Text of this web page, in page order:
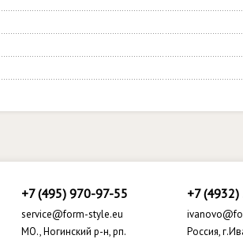
+7 (495) 970-97-55
service@form-style.eu
МО., Ногинский р-н, рп.
+7
Россия,